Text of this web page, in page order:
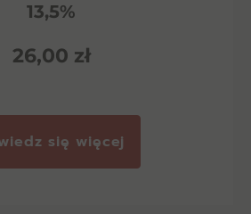
13,5%
26,00 zł
się więcej